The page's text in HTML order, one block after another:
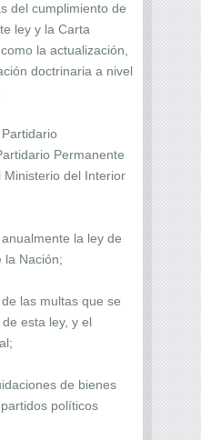
del cumplimiento de
ley y la Carta
la actualización,
doctrinaria a nivel
Permanente
del Interior
la ley de
la Nación;
las multas que se
esta ley, y el
de bienes
políticos